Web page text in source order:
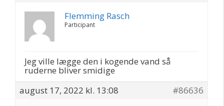
Flemming Rasch
Participant
Jeg ville lægge den i kogende vand så
ruderne bliver smidige
august 17, 2022 kl. 13:08
#86636